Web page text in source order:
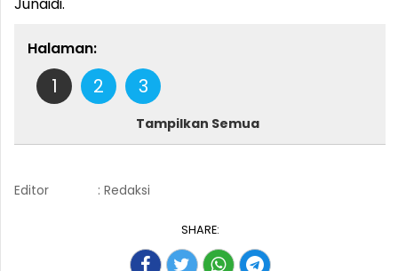
Junaidi.
Halaman:
1 2 3
Tampilkan Semua
Editor : Redaksi
SHARE: